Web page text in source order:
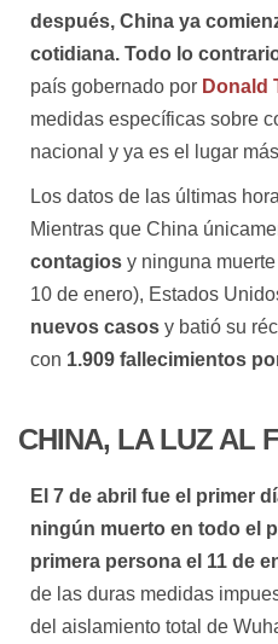
después, China ya
cotidiana. Todo lo
país gobernado por Donald
medidas específicas sobre
nacional y ya es el lugar
Los datos de las últimas
Mientras que China
contagios y ninguna
10 de enero), Estados
nuevos casos y batió su
con 1.909 fallecimientos
CHINA, LA LUZ AL
El 7 de abril fue el primer
ningún muerto en todo el
primera persona el 11 de
de las duras medidas
del aislamiento total de